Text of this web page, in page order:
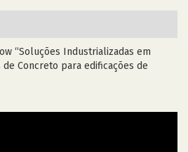
“Soluções Industrializadas em
Concreto para edificações de